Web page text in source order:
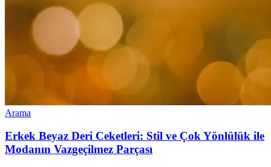
Arama
Erkek Beyaz Deri Ceketleri: Stil ve Çok Yönlülük ile
Modanın Vazgeçilmez Parçası